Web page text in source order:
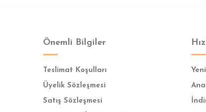
Önemli Bilgiler
Teslimat Koşulları
Üyelik Sözleşmesi
Satış Sözleşmesi